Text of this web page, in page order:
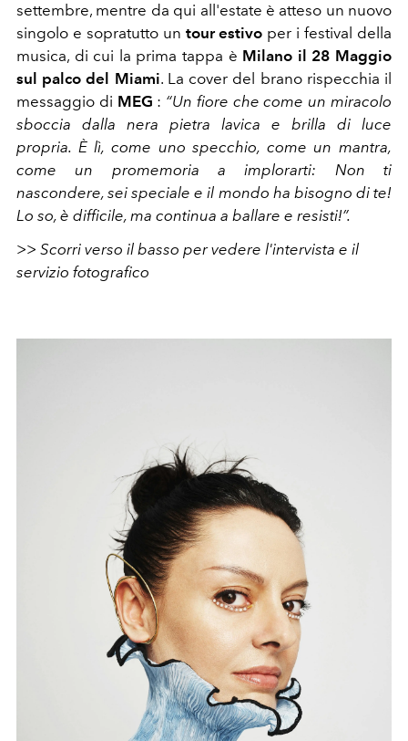
settembre, mentre da qui all'estate è atteso un nuovo
singolo e sopratutto un tour estivo per i festival della
musica, di cui la prima tappa è Milano il 28 Maggio
sul palco del Miami. La cover del brano rispecchia il
messaggio di MEG : “Un fiore che come un miracolo
sboccia dalla nera pietra lavica e brilla di luce
propria. È lì, come uno specchio, come un mantra,
come un promemoria a implorarti: Non ti
nascondere, sei speciale e il mondo ha bisogno di te!
Lo so, è difficile, ma continua a ballare e resisti!”.
>> Scorri verso il basso per vedere l'intervista e il
servizio fotografico